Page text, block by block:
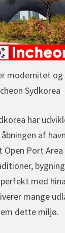
modernitet
Sydkorea
har
af
Port Area
med
mange
dette miljø.